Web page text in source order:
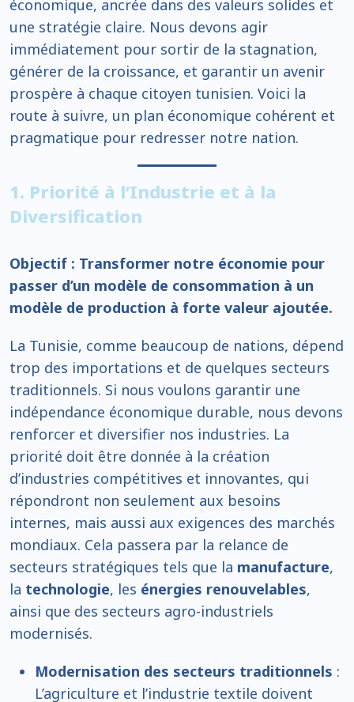
économique, ancrée dans des valeurs solides et
une stratégie claire. Nous devons agir
immédiatement pour sortir de la stagnation,
générer de la croissance, et garantir un avenir
prospère à chaque citoyen tunisien. Voici la
route à suivre, un plan économique cohérent et
pragmatique pour redresser notre nation.
1. Priorité à l’Industrie et à la
Diversification
Objectif : Transformer notre économie pour
passer d’un modèle de consommation à un
modèle de production à forte valeur ajoutée.
La Tunisie, comme beaucoup de nations, dépend
trop des importations et de quelques secteurs
traditionnels. Si nous voulons garantir une
indépendance économique durable, nous devons
renforcer et diversifier nos industries. La
priorité doit être donnée à la création
d’industries compétitives et innovantes, qui
répondront non seulement aux besoins
internes, mais aussi aux exigences des marchés
mondiaux. Cela passera par la relance de
secteurs stratégiques tels que la manufacture,
la technologie, les énergies renouvelables,
ainsi que des secteurs agro-industriels
modernisés.
Modernisation des secteurs traditionnels :
L’agriculture et l’industrie textile doivent